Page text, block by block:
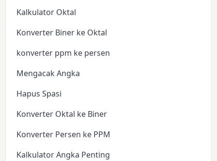
Kalkulator Oktal
Konverter Biner ke Oktal
konverter ppm ke persen
Mengacak Angka
Hapus Spasi
Konverter Oktal ke Biner
Konverter Persen ke PPM
Kalkulator Angka Penting